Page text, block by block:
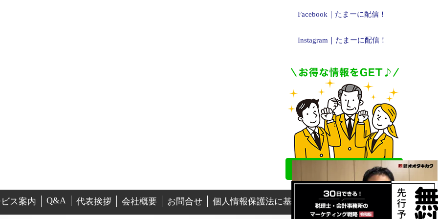
Facebook｜たまーに配信！
Instagram｜たまーに配信！
ス案内 Q&A 代表挨拶 会社概要 お問合せ 個人情報保護法に基づく表記